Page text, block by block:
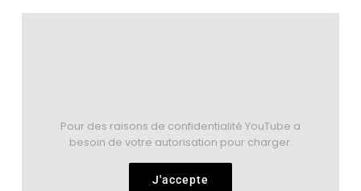
Pour des raisons de confidentialité YouTube a
besoin de votre autorisation pour charger.
J'accepte